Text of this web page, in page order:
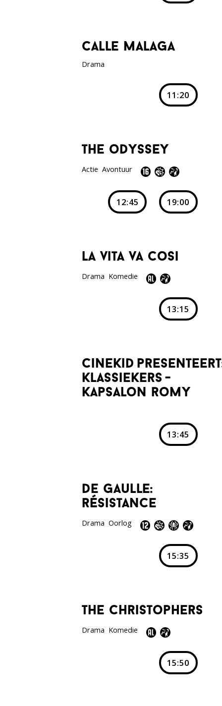
calle malaga
Drama
11:20
the odyssey
Actie Avontuur
12:45 19:00
la vita va cosi
Drama Komedie
13:15
cinekid
klassiekers -
kapsalon romy
13:45
de gaulle:
résistance
Drama Oorlog
15:35
the christophers
Drama Komedie
15:50